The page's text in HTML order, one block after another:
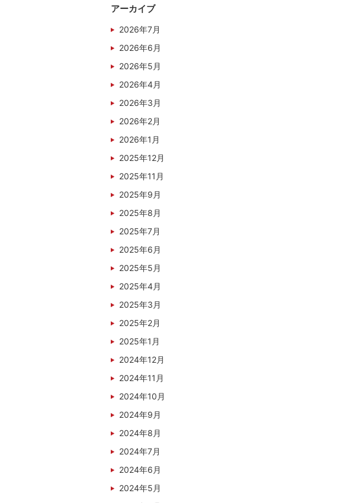
アーカイブ
2026年7月
2026年6月
2026年5月
2026年4月
2026年3月
2026年2月
2026年1月
2025年12月
2025年11月
2025年9月
2025年8月
2025年7月
2025年6月
2025年5月
2025年4月
2025年3月
2025年2月
2025年1月
2024年12月
2024年11月
2024年10月
2024年9月
2024年8月
2024年7月
2024年6月
2024年5月